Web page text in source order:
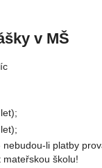
v MŠ
nebudou-li platby
školu!